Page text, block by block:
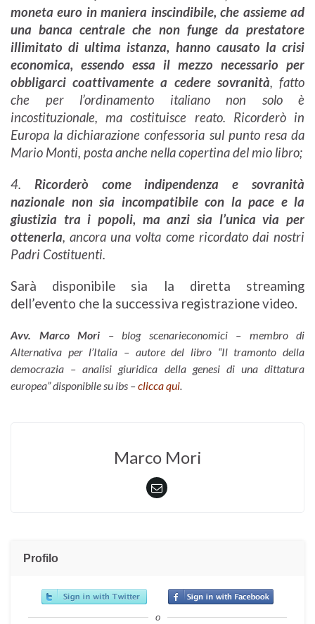
moneta euro in maniera inscindibile, che assieme ad
una banca centrale che non funge da prestatore
illimitato di ultima istanza, hanno causato la crisi
economica, essendo essa il mezzo necessario per
obbligarci coattivamente a cedere sovranità, fatto
che per l’ordinamento italiano non solo è
incostituzionale, ma costituisce reato. Ricorderò in
Europa la dichiarazione confessoria sul punto resa da
Mario Monti, posta anche nella copertina del mio libro;
4. Ricorderò come indipendenza e sovranità
nazionale non sia incompatibile con la pace e la
giustizia tra i popoli, ma anzi sia l’unica via per
ottenerla, ancora una volta come ricordato dai nostri
Padri Costituenti.
Sarà disponibile sia la diretta streaming
dell’evento che la successiva registrazione video.
Avv. Marco Mori – blog scenarieconomici – membro di
Alternativa per l’Italia – autore del libro “Il tramonto della
democrazia – analisi giuridica della genesi di una dittatura
europea” disponibile su ibs –clicca qui.
Marco Mori
Profilo
o